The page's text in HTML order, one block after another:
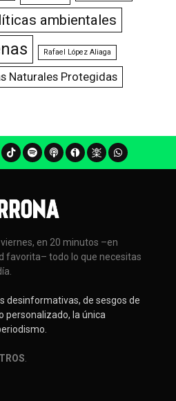
ambientales
Rafael López Aliaga
Naturales Protegidas
en 20 minutos –en
favorita– todo lo que necesitas
desinformativas, de sesgos de
personalizado, la única
.